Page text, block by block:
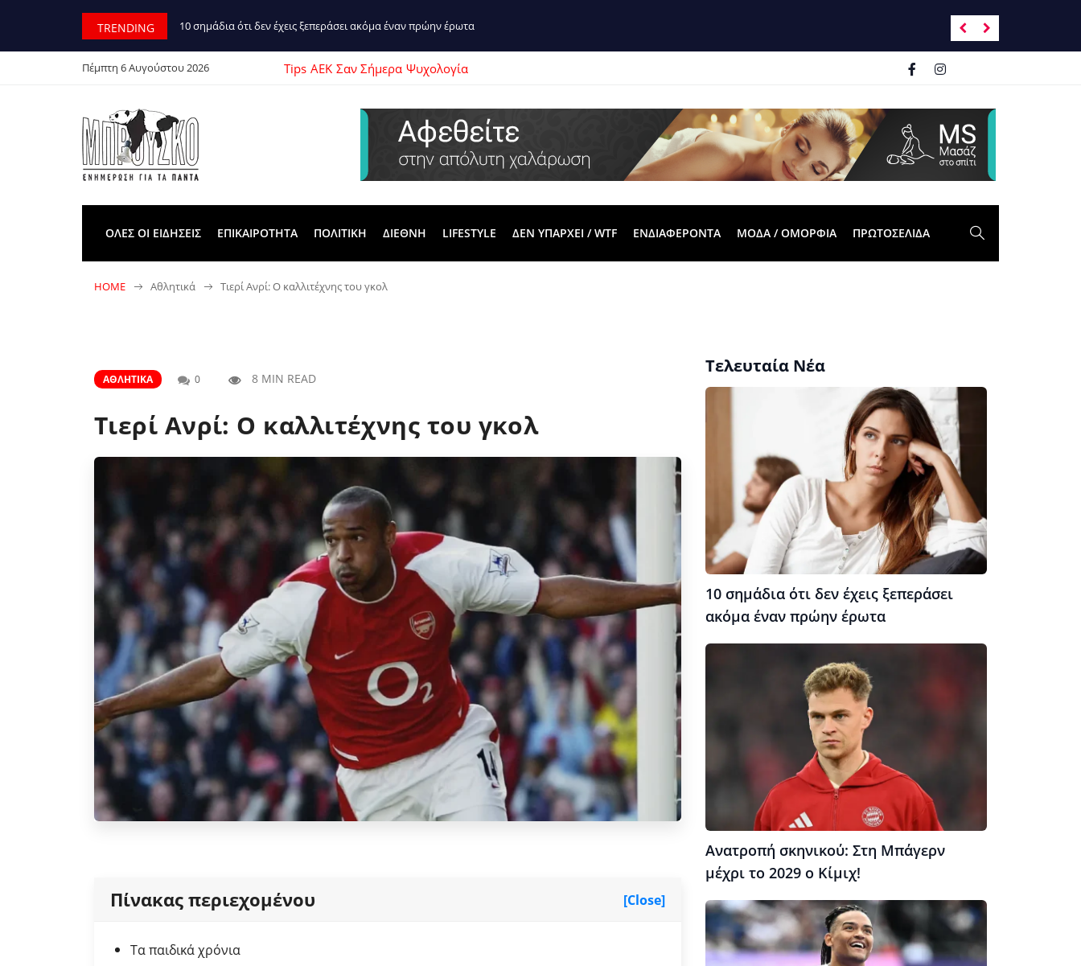
TRENDING 10 σημάδια ότι δεν έχεις ξεπεράσει ακόμα έναν πρώην έρωτα
Πέμπτη 6 Αυγούστου 2026 Tips ΑΕΚ Σαν Σήμερα Ψυχολογία
ΟΛΕΣ ΟΙ ΕΙΔΗΣΕΙΣ ΕΠΙΚΑΙΡΟΤΗΤΑ ΠΟΛΙΤΙΚΗ ΔΙΕΘΝΗ LIFESTYLE ΔΕΝ ΥΠΑΡΧΕΙ / WTF ΕΝΔΙΑΦΕΡΟΝΤΑ ΜΟΔΑ / ΟΜΟΡΦΙΑ ΠΡΩΤΟΣΈΛΙΔΑ
HOME Αθλητικά Τιερί Ανρί: Ο καλλιτέχνης του γκολ
ΑΘΛΗΤΙΚΆ 0 8 MIN READ
Τιερί Ανρί: Ο καλλιτέχνης του γκολ
Πίνακας περιεχομένου [Close]
Τα παιδικά χρόνια
Τελευταία Νέα
10 σημάδια ότι δεν έχεις ξεπεράσει
ακόμα έναν πρώην έρωτα
Ανατροπή σκηνικού: Στη Μπάγερν
μέχρι το 2029 ο Κίμιχ!